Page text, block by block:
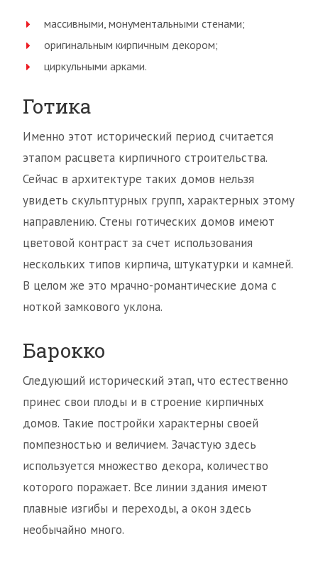
массивными, монументальными стенами;
оригинальным кирпичным декором;
циркульными арками.
Готика
Именно этот исторический период считается
этапом расцвета кирпичного строительства.
Сейчас в архитектуре таких домов нельзя
увидеть скульптурных групп, характерных этому
направлению. Стены готических домов имеют
цветовой контраст за счет использования
нескольких типов кирпича, штукатурки и камней.
В целом же это мрачно-романтические дома с
ноткой замкового уклона.
Барокко
Следующий исторический этап, что естественно
принес свои плоды и в строение кирпичных
домов. Такие постройки характерны своей
помпезностью и величием. Зачастую здесь
используется множество декора, количество
которого поражает. Все линии здания имеют
плавные изгибы и переходы, а окон здесь
необычайно много.